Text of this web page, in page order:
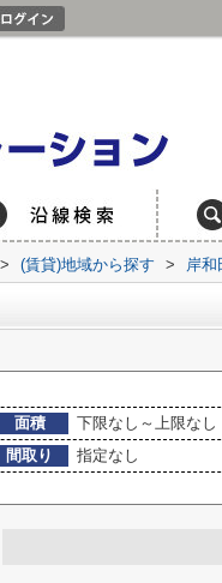
> (賃貸)地域から探す > 岸和
面積
下限なし～上限なし
間取り
指定なし